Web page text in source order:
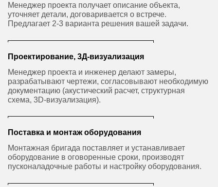
Менеджер проекта получает описание объекта,
уточняет детали, договаривается о встрече.
Предлагает 2-3 варианта решения вашей задачи.
Проектирование, 3Д-визуализация
Менеджер проекта и инженер делают замеры,
разрабатывают чертежи, согласовывают необходимую
документацию (акустический расчет, структурная
схема, 3D-визуализация).
Поставка и монтаж оборудования
Монтажная бригада поставляет и устанавливает
оборудование в оговоренные сроки, производят
пусконаладочные работы и настройку оборудования.